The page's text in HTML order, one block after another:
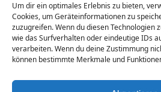
Um dir ein optimales Erlebnis zu bieten,
Cookies, um Geräteinformationen zu
zuzugreifen. Wenn du diesen Technologien
wie das Surfverhalten oder eindeutige IDs
verarbeiten. Wenn du deine Zustimmung
können bestimmte Merkmale und
Einschränkungen selbst
Buchungen